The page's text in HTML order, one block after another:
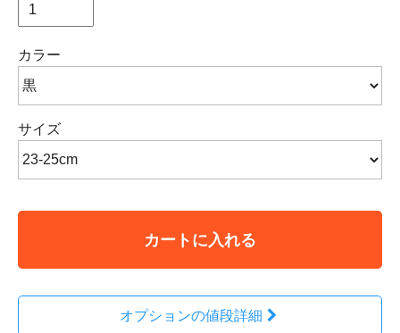
カラー
サイズ
カートに入れる
オプションの値段詳細